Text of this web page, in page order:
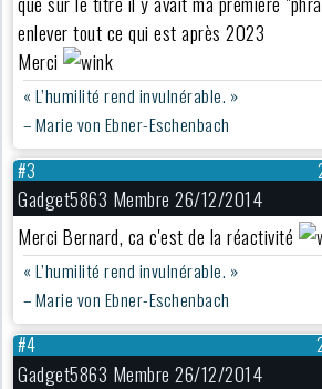
enlever tout ce qui est après 2023
Merci
« L’humilité rend invulnérable. »
– Marie von Ebner-Eschenbach
#3
Gadget5863 Membre 26/12/2014
Merci Bernard, ca c'est de la réactivité
« L’humilité rend invulnérable. »
– Marie von Ebner-Eschenbach
#4
Gadget5863 Membre 26/12/2014